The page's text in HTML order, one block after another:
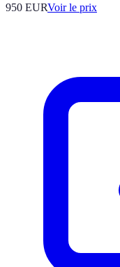
950 EURVoir le prix